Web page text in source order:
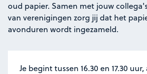
oud papier. Samen met jouw
van verenigingen zorg jij dat het
avonduren wordt ingezameld.
Je begint tussen 16.30 en 17.30